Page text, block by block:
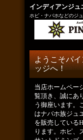
インディアンジュ
ホピ・ナバホなどのジ
ようこそパ
ッジへ！
当店ホームペー
覧頂き、誠にあ
う御座います。
はナバホ族ジュ
を販売している
ります。ホピ、